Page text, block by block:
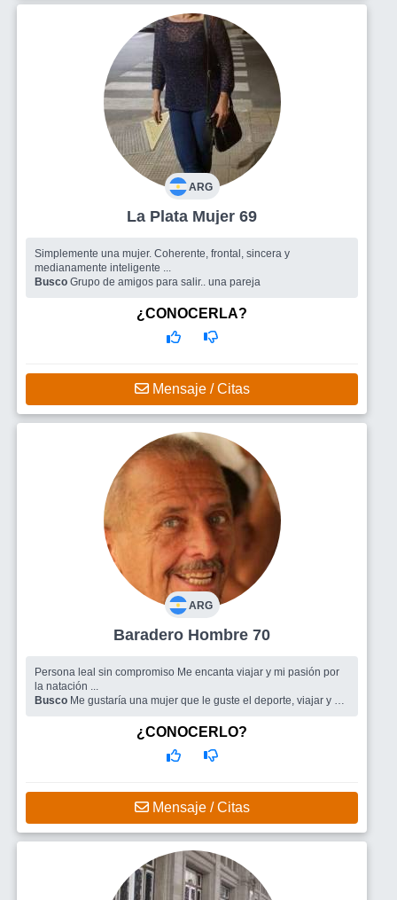
ARG
La Plata Mujer 69
Simplemente una mujer. Coherente, frontal, sincera y
medianamente inteligente ...
Busco
Grupo de amigos para salir.. una pareja
¿CONOCERLA?
Mensaje / Citas
ARG
Baradero Hombre 70
Persona leal sin compromiso Me encanta viajar y mi pasión por
la natación ...
Busco Me gustaría una mujer que le guste el deporte, viajar y de
¿CONOCERLO?
Mensaje / Citas